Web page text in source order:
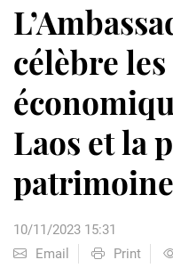
célèbre
Laos et la
patrimoine
10/11/2023 15:31
Email
Print